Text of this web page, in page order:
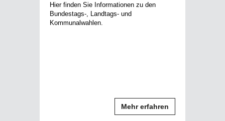
Hier finden Sie Informationen zu den
Bundestags-, Landtags- und
Kommunalwahlen.
Mehr erfahren